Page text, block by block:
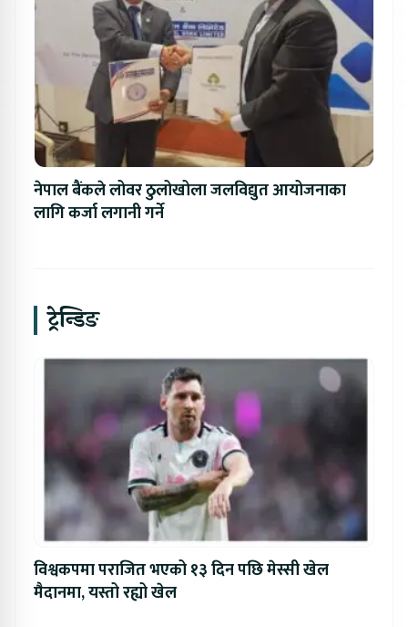
नेपाल बैंकले लोवर ठुलोखोला जलविद्युत आयोजनाका
लागि कर्जा लगानी गर्ने
ट्रेन्डिङ
विश्वकपमा पराजित भएको १३ दिन पछि मेस्सी खेल
मैदानमा, यस्तो रह्यो खेल